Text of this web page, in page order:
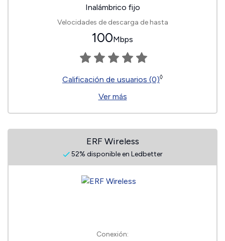
Inalámbrico fijo
Velocidades de descarga de hasta
100Mbps
Calificación de usuarios (0)◊
Ver más
ERF Wireless
52% disponible en Ledbetter
Conexión: